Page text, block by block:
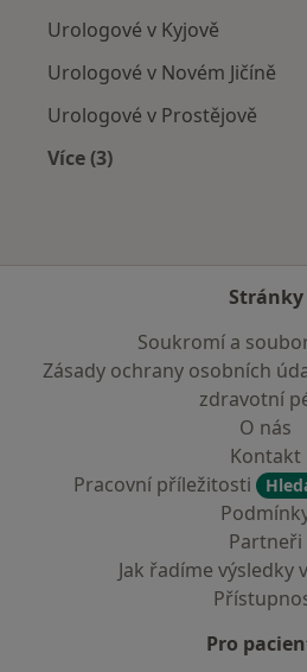
Urologové v Kyjově
Urologové v Novém Jičíně
Urologové v Prostějově
Více (3)
Stránky
Soukromí a
Zásady ochrany osobních
zdravotní
O nás
Kontakt
Pracovní příležitosti
Partneři
Jak řadíme výsledky
Pro